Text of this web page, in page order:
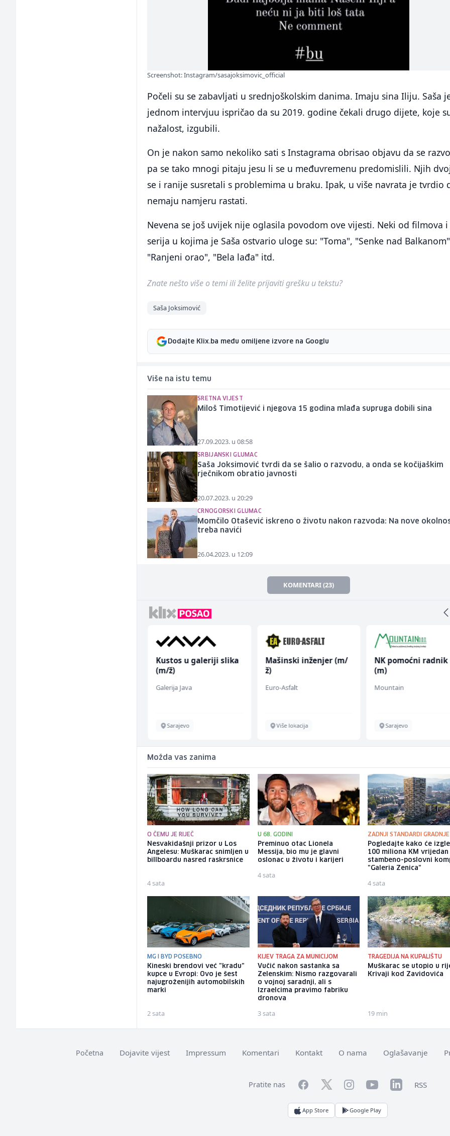
Screenshot: Instagram/sasajoksimovic_official
Počeli su se zabavljati u srednjoškolskim danima. Imaju sina Iliju. Saša
jednom intervjuu ispričao da su 2019. godine čekali drugo dijete, koje
nažalost, izgubili.
On je nakon samo nekoliko sati s Instagrama obrisao objavu da se
pa se tako mnogi pitaju jesu li se u međuvremenu predomislili. Njih
se i ranije susretali s problemima u braku. Ipak, u više navrata je tvrdio
nemaju namjeru rastati.
Nevena se još uvijek nije oglasila povodom ove vijesti. Neki od filmova i
serija u kojima je Saša ostvario uloge su: "Toma", "Senke nad
"Ranjeni orao", "Bela lađa" itd.
Znate nešto više o temi ili želite prijaviti grešku u tekstu?
Saša Joksimović
Dodajte Klix.ba među omiljene izvore na Googlu
Više na istu temu
SRETNA VIJEST
Miloš Timotijević i njegova 15 godina mlađa supruga dobili sina
27.09.2023. u 08:58
SRBIJANSKI GLUMAC
Saša Joksimović tvrdi da se šalio o razvodu, a onda se kočijaškim
rječnikom obratio javnosti
20.07.2023. u 20:29
CRNOGORSKI GLUMAC
Momčilo Otašević iskreno o životu nakon razvoda: Na nove
treba navići
26.04.2023. u 12:09
KOMENTARI (23)
Kustos u galeriji slika
(m/ž)
Galerija Java
Sarajevo
Mašinski inženjer (m/
ž)
Euro-Asfalt
Više lokacija
NK pomoćni radnik
(m)
Mountain
Sarajevo
Možda vas zanima
O ČEMU JE RIJEČ
Nesvakidašnji prizor u Los
Angelesu: Muškarac snimljen u
billboardu nasred raskrsnice
4 sata
U 68. GODINI
Preminuo otac Lionela
Messija, bio mu je glavni
oslonac u životu i karijeri
4 sata
ZADNJI STANDARDI GRADNJE
Pogledajte kako će
100 miliona KM vrijedan
stambeno-poslovni
"Galeria Zenica"
4 sata
MG I BYD POSEBNO
Kineski brendovi već "kradu"
kupce u Evropi: Ovo je šest
najugroženijih automobilskih
marki
2 sata
KIJEV TRAGA ZA MUNICIJOM
Vučić nakon sastanka sa
Zelenskim: Nismo razgovarali
o vojnoj saradnji, ali s
Izraelcima pravimo fabriku
dronova
3 sata
TRAGEDIJA NA KUPALIŠTU
Muškarac se utopio u
Krivaji kod Zavidovića
19 min
Početna Dojavite vijest Impressum Komentari Kontakt O nama Oglašavanje
Pratite nas FacebookTwitterInstagramYouTubeLinkedInRSS
App Store Google Play